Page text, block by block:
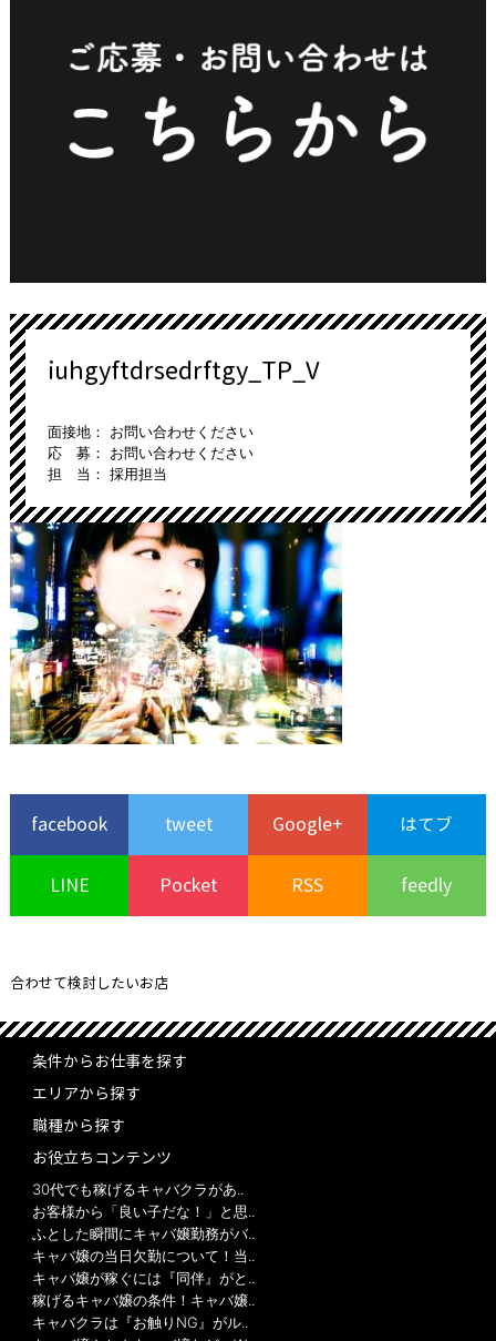
iuhgyftdrsedrftgy_TP_V
面接地： お問い合わせください
応 募： お問い合わせください
担 当： 採用担当
facebook tweet Google+ はてブ
LINE Pocket RSS feedly
合わせて検討したいお店
条件からお仕事を探す
エリアから探す
職種から探す
お役立ちコンテンツ
30代でも稼げるキャバクラがあ..
お客様から「良い子だな！」と思..
ふとした瞬間にキャバ嬢勤務がバ..
キャバ嬢の当日欠勤について！当..
キャバ嬢が稼ぐには『同伴』がと..
稼げるキャバ嬢の条件！キャバ嬢..
キャバクラは『お触りNG』がル..